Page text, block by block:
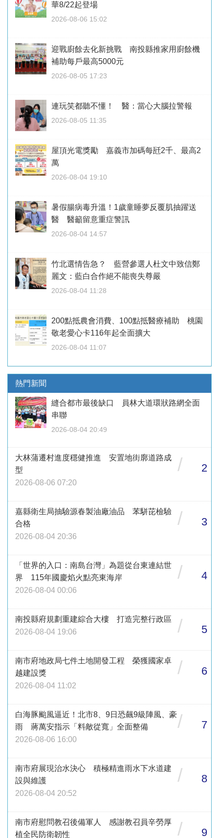
華8/22起登場
2026-08-06 15:02
迎戰廚餘去化新挑戰 南投縣推家用廚餘機
補助每戶最高5000元
2026-08-05 17:23
連玩笑都聽不懂！ 醫：當心大腦拉警報
2026-08-05 11:35
屋頂光電獎勵 嘉義市加碼每瓩2千、最高2
萬
2026-08-04 19:10
暑假腸病毒升溫！1歲童睡夢反覆肌抽躍送
醫 醫籲留意重症警訊
2026-08-04 14:57
竹北選情告急？ 藍營參選人杜文中致信鄭
麗文：藍白合作絕不能喪失尊嚴
2026-08-04 11:28
200點抵農會消費、100點抵醫療補助 桃園
敬老愛心卡116年起全面擴大
2026-08-04 11:07
熱門新聞
縫合都市最後缺口 員林大道環狀路網全面
串聯
2026-08-04 20:49
大林蒲遷村進度穩健推進 安置地街廓道路成
型
2026-08-06 07:20
/ 2
嘉縣衛生局抽驗源春製油廠油品 苯駢芘檢驗
合格
2026-08-04 20:36
/ 3
「世界的入口：南島台灣」為題從台東連結世
界 115年國慶焰火點亮東海岸
2026-08-04 00:06
/ 4
南投縣府規劃重建綜合大樓 打造完整行政區
2026-08-04 19:06
/ 5
南市府地政局七件土地開發工程 榮獲國家卓
越建設獎
2026-08-04 11:02
/ 6
白海豚颱風逼近！北市8、9日恐飆9級陣風、豪
雨 蔣萬安指示「料敵從寬」全面整備
2026-08-06 16:00
/ 7
南市府展現治水決心 積極精進雨水下水道建
設與維護
2026-08-04 20:52
/ 8
南市府慰問教召後備軍人 感謝教召員辛勞厚
植全民防衛韌性
/ 9